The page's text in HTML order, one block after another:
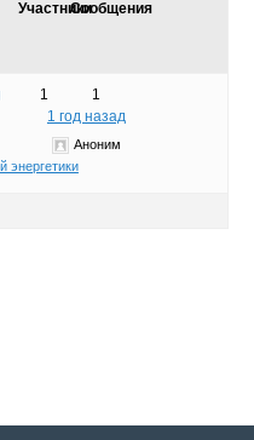
УчастникиСообщения
энергетики
1
1
1 год назад
Аноним